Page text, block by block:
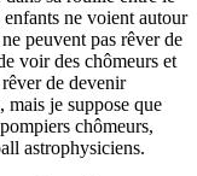
ne voient autour
peuvent pas rêver de
voir des chômeurs et
de devenir
mais je suppose que
chômeurs,
astrophysiciens.